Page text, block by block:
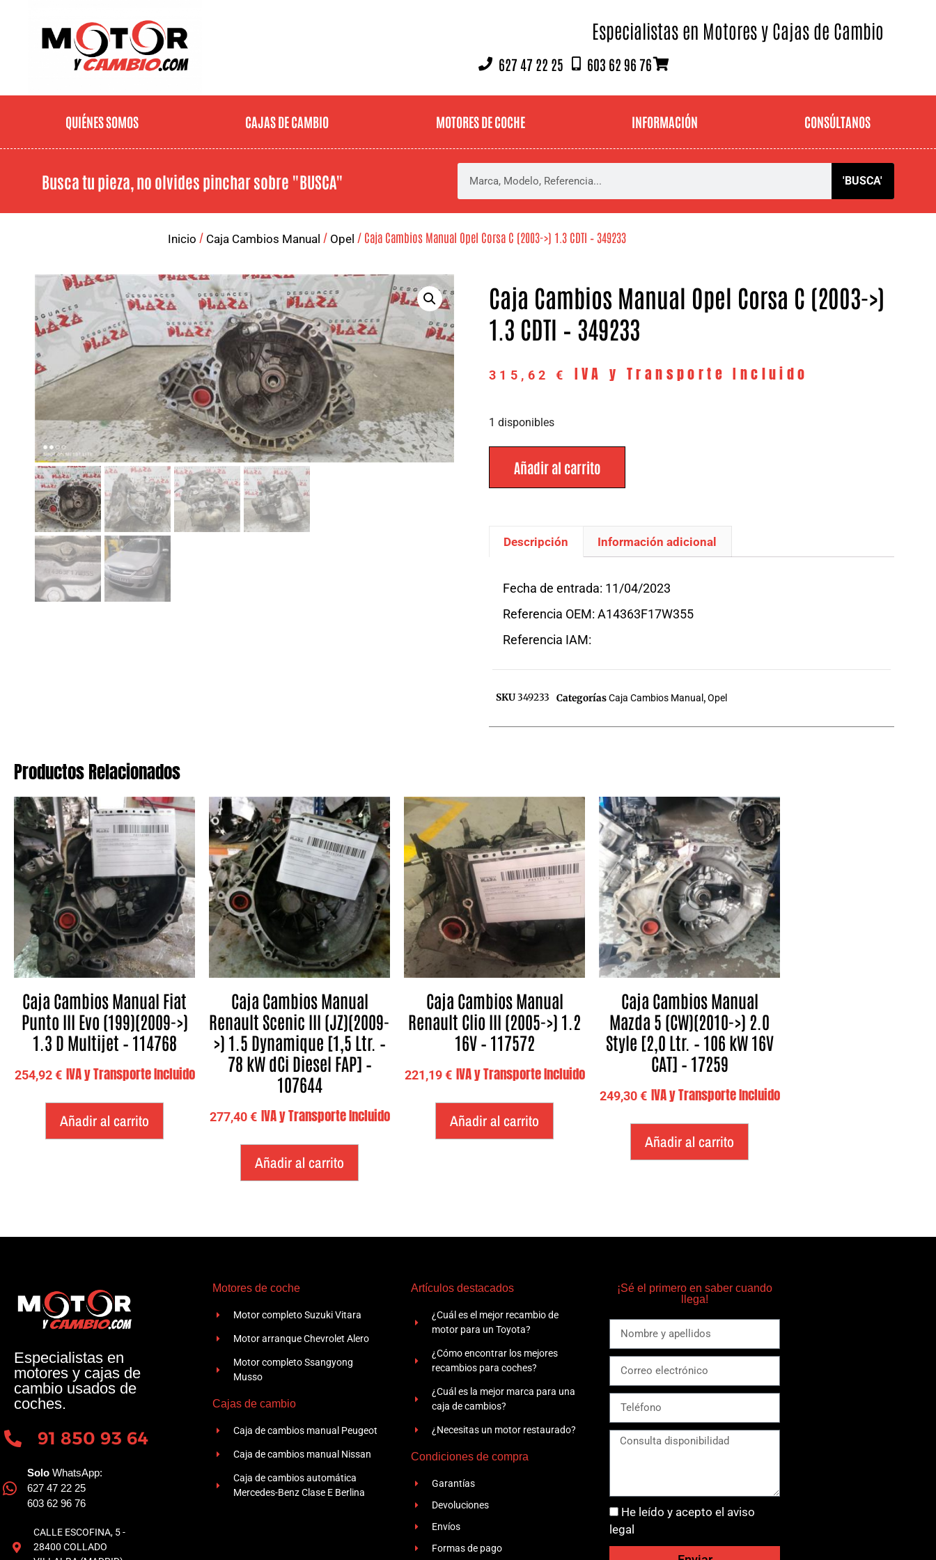
Especialistas en Motores y Cajas de Cambio
627 47 22 25 603 62 96 76
QUIÉNES SOMOS CAJAS DE CAMBIO MOTORES DE COCHE INFORMACIÓN CONSÚLTANOS
Busca tu pieza, no olvides pinchar sobre "BUSCA" 'BUSCA'
Inicio / Caja Cambios Manual / Opel / Caja Cambios Manual Opel Corsa C (2003->) 1.3 CDTI – 349233
Caja Cambios Manual Opel Corsa C (2003->)
1.3 CDTI – 349233
315,62 € IVA y Transporte Incluido
1 disponibles
Añadir al carrito
Descripción Información adicional
Fecha de entrada: 11/04/2023
Referencia OEM: A14363F17W355
Referencia IAM:
SKU349233 CategoríasCaja Cambios Manual ,Opel
Productos Relacionados
Caja Cambios Manual Fiat
Punto III Evo (199)(2009->)
1.3 D Multijet – 114768
254,92€ IVA y Transporte Incluido
Añadir al carrito
Caja Cambios Manual
Renault Scenic III (JZ)(2009-
>) 1.5 Dynamique [1,5 Ltr. –
78 kW dCi Diesel FAP] –
107644
277,40€ IVA y Transporte Incluido
Añadir al carrito
Caja Cambios Manual
Renault Clio III (2005->) 1.2
16V – 117572
221,19€ IVA y Transporte Incluido
Añadir al carrito
Caja Cambios Manual
Mazda 5 (CW)(2010->) 2.0
Style [2,0 Ltr. – 106 kW 16V
CAT] – 17259
249,30€ IVA y Transporte Incluido
Añadir al carrito
Especialistas en
motores y cajas de
cambio usados de
coches.
91 850 93 64
Solo WhatsApp:
627 47 22 25
603 62 96 76
CALLE ESCOFINA, 5 -
28400 COLLADO
Motores de coche
Motor completo Suzuki Vitara
Motor arranque Chevrolet Alero
Motor completo Ssangyong
Musso
Cajas de cambio
Caja de cambios manual Peugeot
Caja de cambios manual Nissan
Caja de cambios automática
Mercedes-Benz Clase E Berlina
Artículos destacados
¿Cuál es el mejor recambio de
motor para un Toyota?
¿Cómo encontrar los mejores
recambios para coches?
¿Cuál es la mejor marca para una
caja de cambios?
¿Necesitas un motor restaurado?
Condiciones de compra
Garantías
Devoluciones
Envíos
Formas de pago
¡Sé el primero en saber cuando
llega!
He leído y acepto el aviso
legal